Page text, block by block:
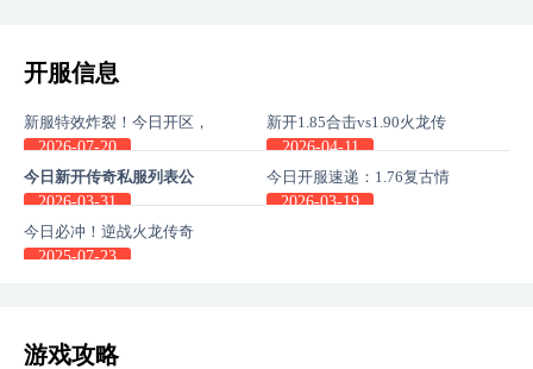
开服信息
新服特效炸裂！今日开区，
刀刀带闪电，刀刀带火焰！
2026-07-20
新开1.85合击vs1.90火龙传
奇-版本差异有多少？
2026-04-11
今日新开传奇私服列表公
布、你更喜欢那个版本？
2026-03-31
今日开服速递：1.76复古情
怀与1.85合击策略同步上线
2026-03-19
今日必冲！逆战火龙传奇
SF5倍爆率新区，装备拿到
2025-07-23
游戏攻略